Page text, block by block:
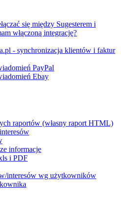
się między Sugesterem i
włączoną integrację?
- synchronizacja klientów i faktur
PayPal
Ebay
raportów (własny raport HTML)
informacje
i PDF
interesów wg użytkowników